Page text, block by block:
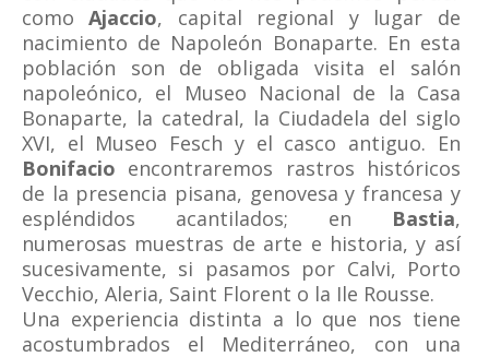
comoAjaccio, capital regional y lugar de
nacimiento de Napoleón Bonaparte. En esta
población son de obligada visita el salón
napoleónico, el Museo Nacional de la Casa
Bonaparte, la catedral, la Ciudadela del siglo
XVI, el Museo Fesch y el casco antiguo. En
Bonifacio encontraremos rastros históricos
de la presencia pisana, genovesa y francesa y
espléndidos acantilados; en Bastia,
numerosas muestras de arte e historia, y así
sucesivamente, si pasamos por Calvi, Porto
Vecchio, Aleria, Saint Florent o la Ile Rousse.
Una experiencia distinta a lo que nos tiene
acostumbrados el Mediterráneo, con una